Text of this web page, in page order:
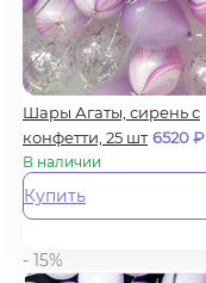
Шары Агаты, сирень с
конфетти, 25 шт 6520₽
В наличии
Купить
- 15%